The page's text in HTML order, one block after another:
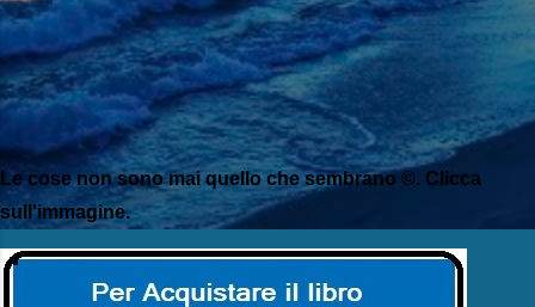
Le cose non sono mai quello che sembrano ©. Clicca
sull'immagine.